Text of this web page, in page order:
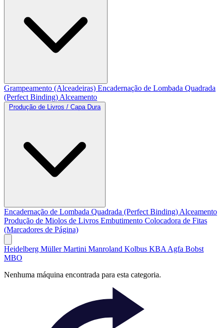
Grampeamento (Alceadeiras) Encadernação de Lombada Quadrada
(Perfect Binding) Alceamento
Produção de Livros / Capa Dura
Encadernação de Lombada Quadrada (Perfect Binding) Alceamento
Produção de Miolos de Livros Embutimento Colocadora de Fitas
(Marcadores de Página)
Heidelberg Müller Martini Manroland Kolbus KBA Agfa Bobst
MBO
Nenhuma máquina encontrada para esta categoria.